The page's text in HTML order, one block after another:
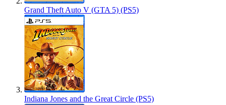
Grand Theft Auto V (GTA 5) (PS5)
Indiana Jones and the Great Circle (PS5)